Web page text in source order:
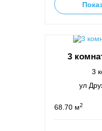
3
3
ул
68.70 м2